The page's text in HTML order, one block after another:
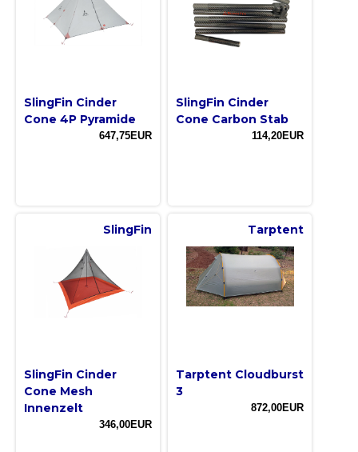
SlingFin Cinder
Cone 4P Pyramide
647,75EUR
SlingFin Cinder
Cone Carbon Stab
114,20EUR
SlingFin
SlingFin Cinder
Cone Mesh
Innenzelt
346,00EUR
Tarptent
Tarptent Cloudburst
3
872,00EUR